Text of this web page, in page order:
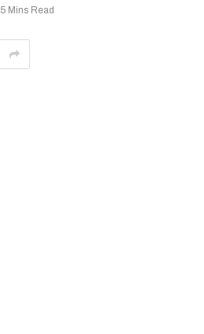
5 Mins Read